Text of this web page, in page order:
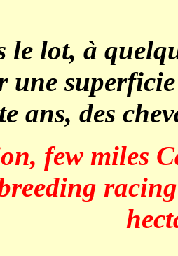
le lot, à
une
ans, des
few miles